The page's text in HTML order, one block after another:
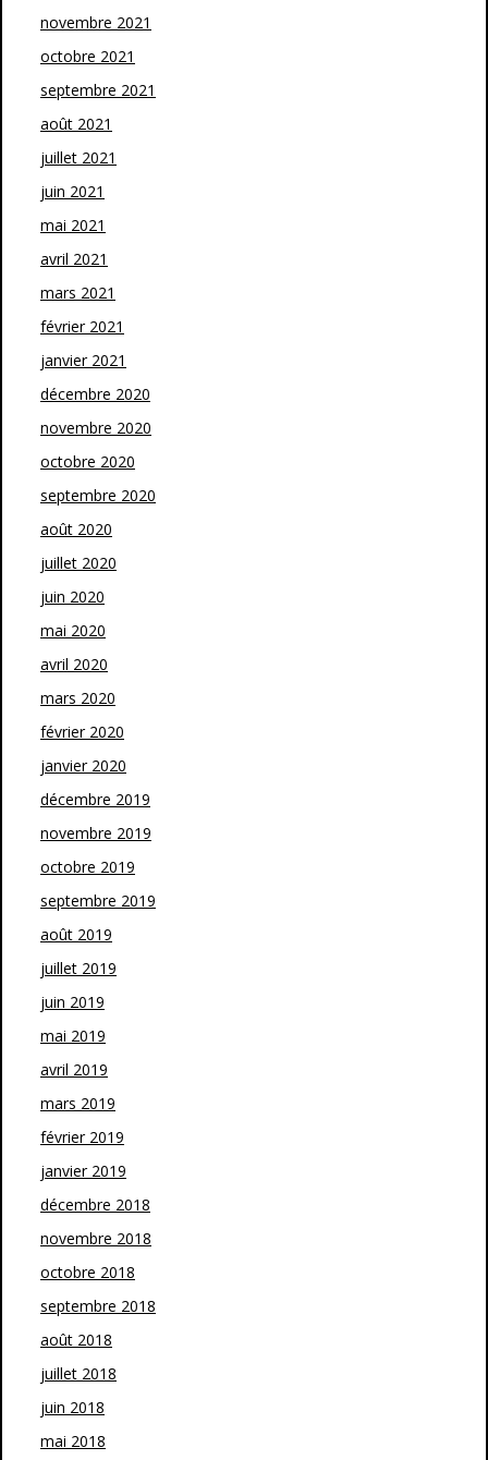
novembre 2021
octobre 2021
septembre 2021
août 2021
juillet 2021
juin 2021
mai 2021
avril 2021
mars 2021
février 2021
janvier 2021
décembre 2020
novembre 2020
octobre 2020
septembre 2020
août 2020
juillet 2020
juin 2020
mai 2020
avril 2020
mars 2020
février 2020
janvier 2020
décembre 2019
novembre 2019
octobre 2019
septembre 2019
août 2019
juillet 2019
juin 2019
mai 2019
avril 2019
mars 2019
février 2019
janvier 2019
décembre 2018
novembre 2018
octobre 2018
septembre 2018
août 2018
juillet 2018
juin 2018
mai 2018